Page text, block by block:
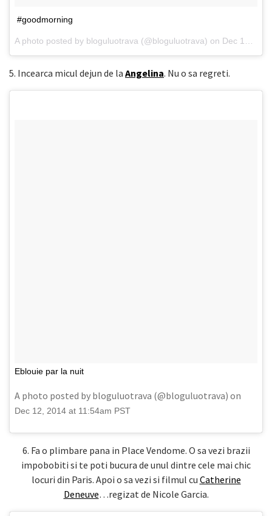
#goodmorning
A photo posted by bloguluotrava (@bloguluotrava) on Dec 12, 2014 at 10:37pm PST
5. Incearca micul dejun de la Angelina. Nu o sa regreti.
Eblouie par la nuit
A photo posted by bloguluotrava (@bloguluotrava) on
Dec 12, 2014 at 11:54am PST
6. Fa o plimbare pana in Place Vendome. O sa vezi brazii
impobobiti si te poti bucura de unul dintre cele mai chic
locuri din Paris. Apoi o sa vezi si filmul cu Catherine
Deneuve…regizat de Nicole Garcia.